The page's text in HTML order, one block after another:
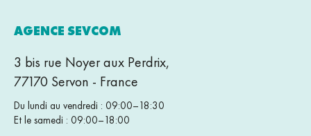
AGENCE SEVCOM
3 bis rue Noyer aux Perdrix,
77170 Servon - France
Du lundi au vendredi : 09:00–18:30
Et le samedi : 09:00–18:00